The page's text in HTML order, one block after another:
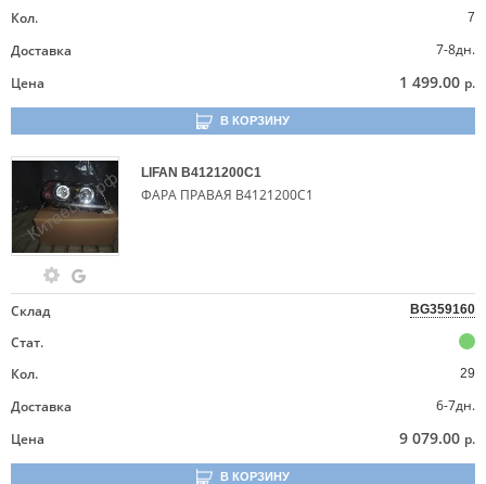
Кол.
7
Доставка
7-8дн.
Цена
1 499.00 р.
В КОРЗИНУ
LIFAN B4121200C1
ФАРА ПРАВАЯ B4121200C1
Склад BG359160
Стат.
Кол.
29
Доставка
6-7дн.
Цена
9 079.00 р.
В КОРЗИНУ